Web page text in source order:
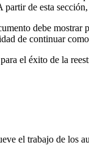
de esta
debe
de continuar
el éxito de la
el trabajo de los